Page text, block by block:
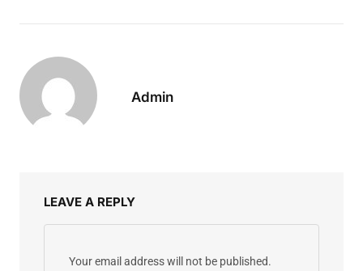
Admin
LEAVE A REPLY
Your email address will not be published.